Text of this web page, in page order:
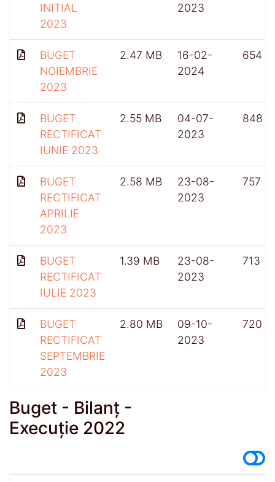
INITIAL
2023
2023
BUGET
NOIEMBRIE
2023
2.47 MB
16-02-
2024
654
BUGET
RECTIFICAT
IUNIE 2023
2.55 MB
04-07-
2023
848
BUGET
RECTIFICAT
APRILIE
2023
2.58 MB
23-08-
2023
757
BUGET
RECTIFICAT
IULIE 2023
1.39 MB
23-08-
2023
713
BUGET
RECTIFICAT
SEPTEMBRIE
2023
2.80 MB
09-10-
2023
720
Buget - Bilanț -
Execuție 2022